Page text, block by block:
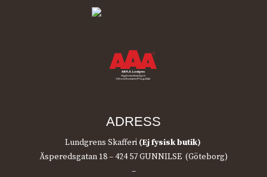
ADRESS
Lundgrens Skafferi (Ej fysisk butik)
Äsperedsgatan 18 – 424 57 GUNNILSE (Göteborg)
–